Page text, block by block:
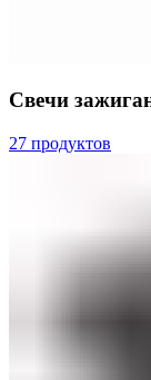
Свечи
27 продуктов